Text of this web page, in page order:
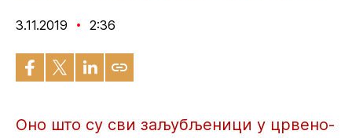
3.11.2019 2:36
Оно што су сви заљубљеници у црвено-